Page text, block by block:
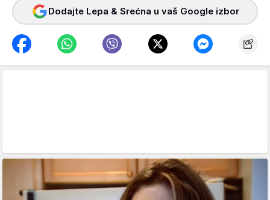
Dodajte Lepa & Srećna u vaš Google izbor